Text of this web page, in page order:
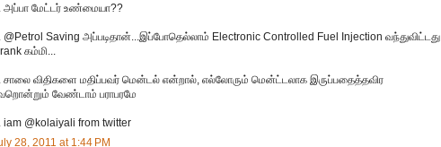
அப்பா மேட்டர் உண்மையா??
@Petrol Saving அப்படிதான்...இப்போதெல்லாம் Electronic Controlled Fuel Injection வந்துவிட்டது
கம்மி...
சாலை விதிகளை மதிப்பவர் மென்டல் என்றால், எல்லோரும் மென்ட்டலாக இருப்பதைத்தவிர
வேண்டாம் பராபரமே
iam @kolaiyali from twitter
28, 2011 at 1:44 PM